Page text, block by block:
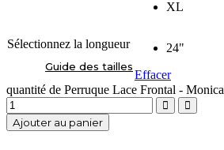
XL
Sélectionnez la longueur
Guide des tailles
24"
Effacer
quantité de Perruque Lace Frontal - Monica
Ajouter au panier